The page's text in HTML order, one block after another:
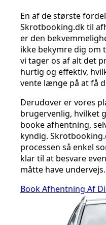
En af de største
Skrotbooking.dk til
er den
ikke bekymre dig om
vi tager os af alt det
hurtig og effektiv,
vente længe på at få
Derudover er vores
brugervenlig, hvilket
booke afhentning,
kyndig.
processen så enkel
klar til at besvare
måtte have undervejs.
Book Afhentning Af